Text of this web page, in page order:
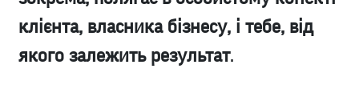
клієнта, власника бізнесу, і тебе, від
якого залежить результат.